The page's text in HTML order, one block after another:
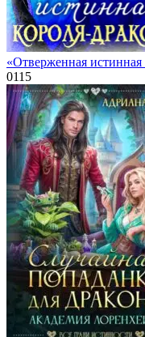
«Отверженная
0115